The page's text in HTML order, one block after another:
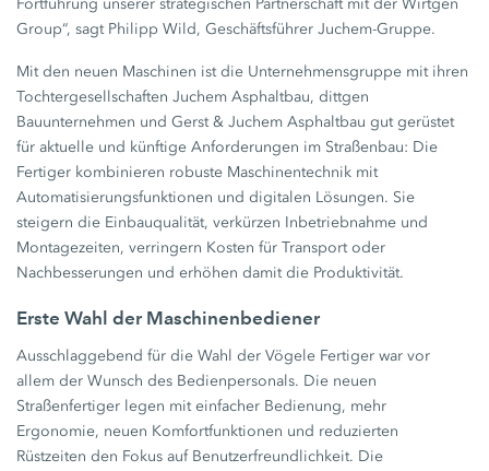
Fortführung unserer strategischen Partnerschaft mit der Wirtgen
Group“, sagt Philipp Wild, Geschäftsführer Juchem-Gruppe.
Mit den neuen Maschinen ist die Unternehmensgruppe mit ihren
Tochtergesellschaften Juchem Asphaltbau, dittgen
Bauunternehmen und Gerst & Juchem Asphaltbau gut gerüstet
für aktuelle und künftige Anforderungen im Straßenbau: Die
Fertiger kombinieren robuste Maschinentechnik mit
Automatisierungsfunktionen und digitalen Lösungen. Sie
steigern die Einbauqualität, verkürzen Inbetriebnahme und
Montagezeiten, verringern Kosten für Transport oder
Nachbesserungen und erhöhen damit die Produktivität.
Erste Wahl der Maschinenbediener
Ausschlaggebend für die Wahl der Vögele Fertiger war vor
allem der Wunsch des Bedienpersonals. Die neuen
Straßenfertiger legen mit einfacher Bedienung, mehr
Ergonomie, neuen Komfortfunktionen und reduzierten
Rüstzeiten den Fokus auf Benutzerfreundlichkeit. Die